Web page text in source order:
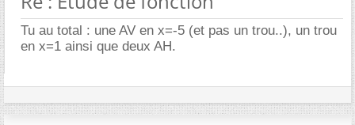
Tu au total : une AV en x=-5 (et pas un trou..), un trou
en x=1 ainsi que deux AH.